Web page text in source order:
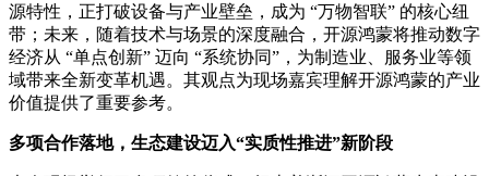
源特性，正打破设备与产业壁垒，成为 “万物智联” 的核心纽
带；未来，随着技术与场景的深度融合，开源鸿蒙将推动数字
经济从 “单点创新” 迈向 “系统协同”，为制造业、服务业等领
域带来全新变革机遇。其观点为现场嘉宾理解开源鸿蒙的产业
价值提供了重要参考。
多项合作落地，生态建设迈入“实质性推进”新阶段